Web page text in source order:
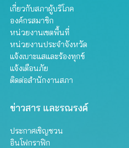
เกี่ยวกับสภาผู้บริโภค
องค์กรสมาชิก
หน่วยงานเขตพื้นที่
หน่วยงานประจำจังหวัด
แจ้งเบาะแสและร้องทุกข์
แจ้งเตือนภัย
ติดต่อสำนักงานสภา
ข่าวสาร และรณรงค์
ประกาศเชิญชวน
อินโฟกราฟิก